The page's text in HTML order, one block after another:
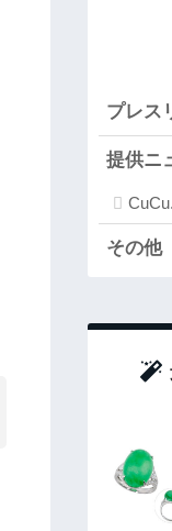
プレス
提供ニ
その他